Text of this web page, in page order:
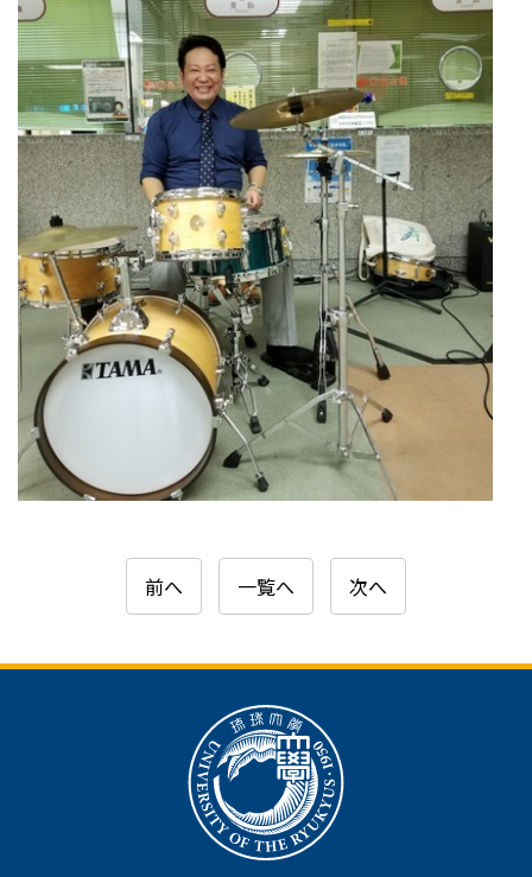
前へ 一覧へ 次へ